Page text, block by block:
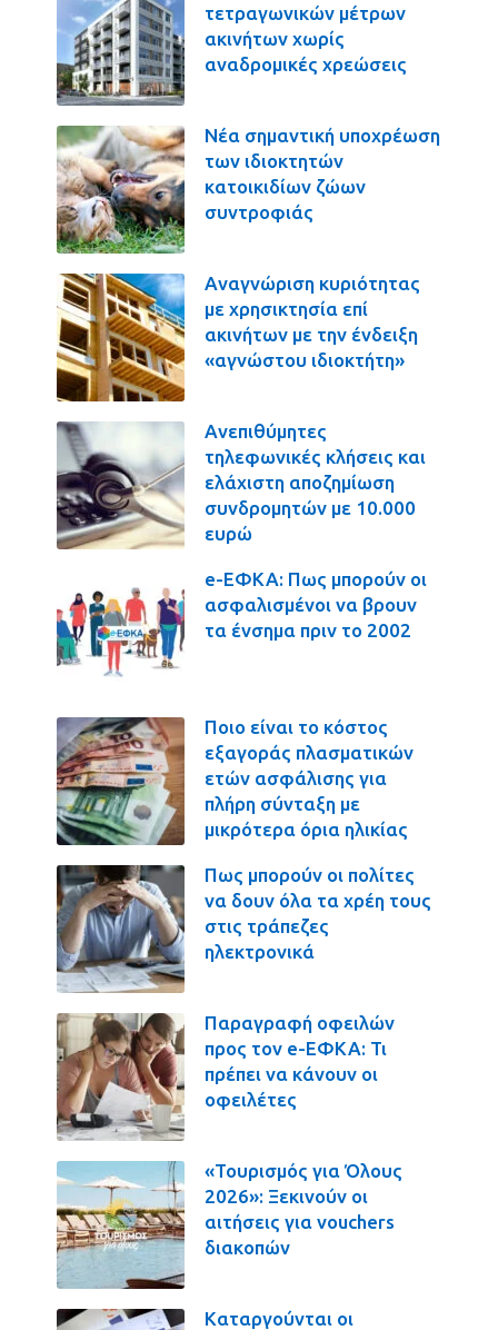
τετραγωνικών μέτρων
ακινήτων χωρίς
αναδρομικές χρεώσεις
Νέα σημαντική υποχρέωση
των ιδιοκτητών
κατοικιδίων ζώων
συντροφιάς
Αναγνώριση κυριότητας
με χρησικτησία επί
ακινήτων με την ένδειξη
«αγνώστου ιδιοκτήτη»
Ανεπιθύμητες
τηλεφωνικές κλήσεις και
ελάχιστη αποζημίωση
συνδρομητών με 10.000
ευρώ
e-ΕΦΚΑ: Πως μπορούν οι
ασφαλισμένοι να βρουν
τα ένσημα πριν το 2002
Ποιο είναι το κόστος
εξαγοράς πλασματικών
ετών ασφάλισης για
πλήρη σύνταξη με
μικρότερα όρια ηλικίας
Πως μπορούν οι πολίτες
να δουν όλα τα χρέη τους
στις τράπεζες
ηλεκτρονικά
Παραγραφή οφειλών
προς τον e-ΕΦΚΑ: Τι
πρέπει να κάνουν οι
οφειλέτες
«Τουρισμός για Όλους
2026»: Ξεκινούν οι
αιτήσεις για vouchers
διακοπών
Καταργούνται οι